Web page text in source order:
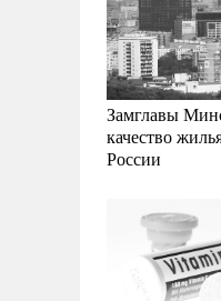
Замглавы
качество
России